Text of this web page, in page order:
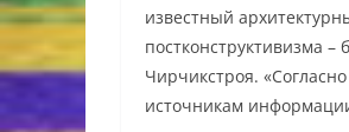
известный
постконструктивизма
Чирчикстроя.
источникам